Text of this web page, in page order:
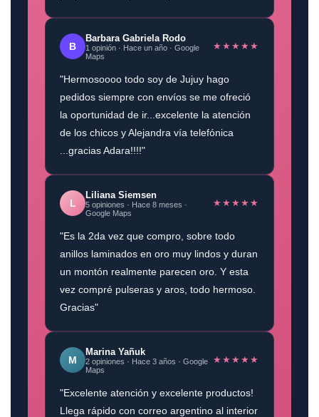
B
Barbara Gabriela Rodo
1 opinión · Hace un año · Google
Maps
★★★★★
"Hermosoooo todo soy de Jujuy hago
pedidos siempre con envíos se me ofreció
la oportunidad de ir...excelente la atención
de los chicos y Alejandra vía telefónica
...gracias Adara!!!!"
L
Liliana Siemsen
5 opiniones · Hace 8 meses ·
Google Maps
★★★★★
"Es la 2da vez que compro, sobre todo
anillos laminados en oro muy lindos y duran
un montón realmente parecen oro. Y esta
vez compré pulseras y aros, todo hermoso.
Gracias"
M
Marina Yañuk
2 opiniones · Hace 3 años · Google
Maps
★★★★★
"Excelente atención y excelente productos!
Llega rápido con correo argentino al interior